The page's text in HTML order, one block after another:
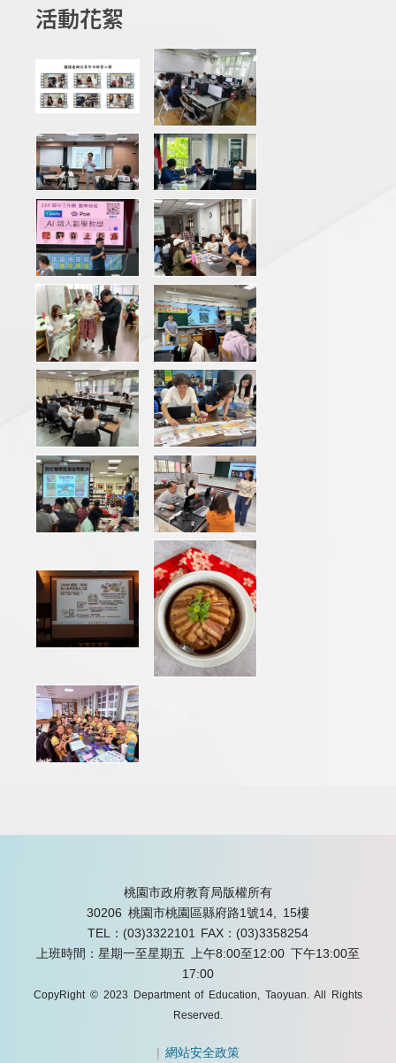
活動花絮
桃園市政府教育局版權所有
30206 桃園市桃園區縣府路1號14, 15樓
TEL：(03)3322101
FAX：(03)3358254
上班時間：星期一至星期五 上午8:00至12:00 下午13:00至
17:00
CopyRight © 2023 Department of Education, Taoyuan. All Rights
Reserved.
|網站安全政策